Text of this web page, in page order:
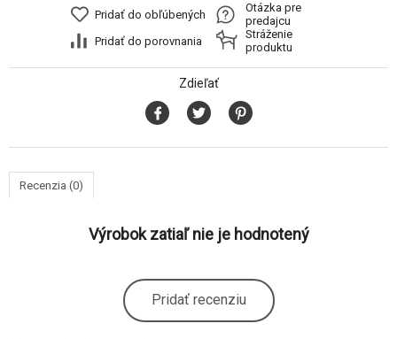
Pridať do obľúbených
Pridať do porovnania
Otázka pre
predajcu
Stráženie
produktu
Zdieľať
Recenzia (0)
Výrobok zatiaľ nie je hodnotený
Pridať recenziu